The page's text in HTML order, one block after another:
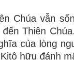
Chúa vẫn
Thiên
của lòng
hữu đánh